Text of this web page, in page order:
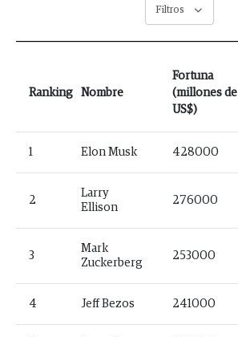
Filtros
Ranking Nombre
Fortuna
(millones de
US$)
1 Elon Musk 428000
2
Larry
Ellison
276000
3
Mark
Zuckerberg
253000
4 Jeff Bezos 241000